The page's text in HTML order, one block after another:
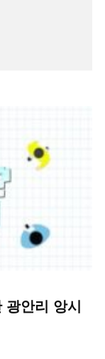
안리 앙시